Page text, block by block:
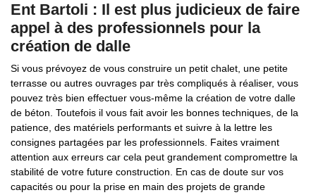
Ent Bartoli : Il est plus judicieux de faire
appel à des professionnels pour la
création de dalle
Si vous prévoyez de vous construire un petit chalet, une petite
terrasse ou autres ouvrages par très compliqués à réaliser, vous
pouvez très bien effectuer vous-même la création de votre dalle
de béton. Toutefois il vous fait avoir les bonnes techniques, de la
patience, des matériels performants et suivre à la lettre les
consignes partagées par les professionnels. Faites vraiment
attention aux erreurs car cela peut grandement compromettre la
stabilité de votre future construction. En cas de doute sur vos
capacités ou pour la prise en main des projets de grande